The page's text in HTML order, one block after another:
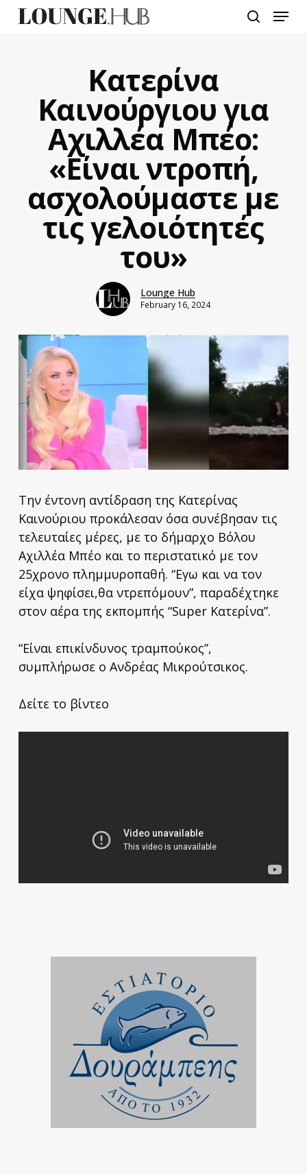
Menu
Κατερίνα
Καινούργιου για
Αχιλλέα Μπέο:
«Είναι ντροπή,
ασχολούμαστε με
τις γελοιότητές
του»
Lounge Hub
February 16, 2024
Την έντονη αντίδραση της Κατερίνας
Καινούριου προκάλεσαν όσα συνέβησαν τις
τελευταίες μέρες, με το δήμαρχο Βόλου
Αχιλλέα Μπέο και το περιστατικό με τον
25χρονο πλημμυροπαθή. “Εγω και να τον
είχα ψηφίσει,θα ντρεπόμουν”, παραδέχτηκε
στον αέρα της εκπομπής “Super Κατερίνα”.
“Είναι επικίνδυνος τραμπούκος”,
συμπλήρωσε ο Ανδρέας Μικρούτσικος.
Δείτε το βίντεο